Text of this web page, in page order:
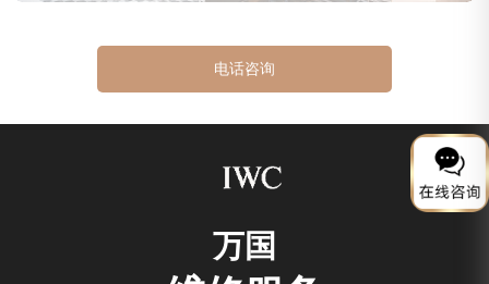
电话咨询
万国